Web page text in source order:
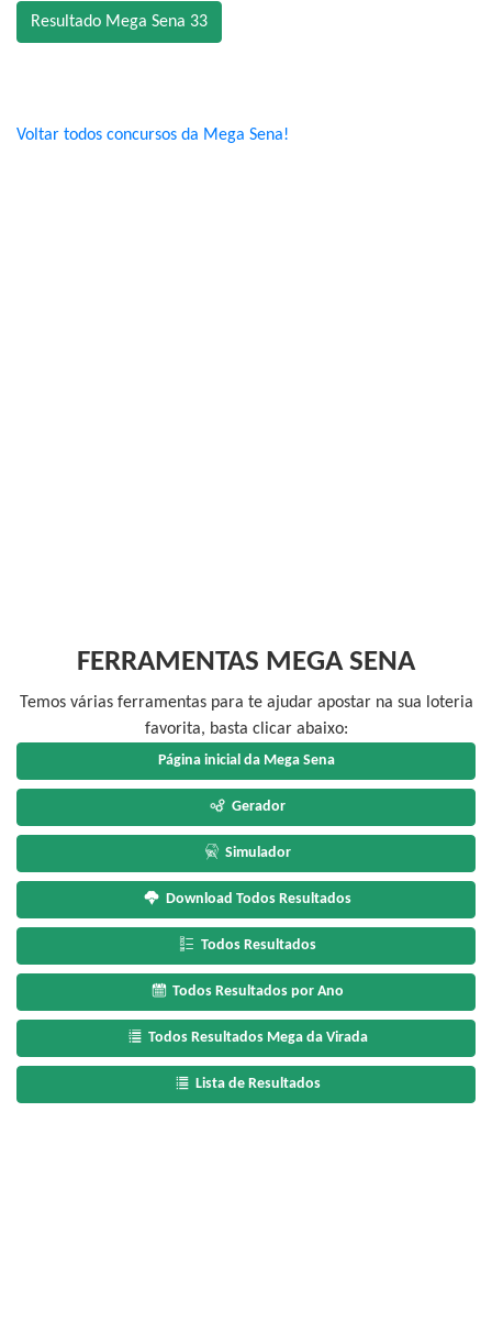
Resultado Mega Sena 33
Voltar todos concursos da Mega Sena!
FERRAMENTAS MEGA SENA
Temos várias ferramentas para te ajudar apostar na sua loteria
favorita, basta clicar abaixo:
Página inicial da Mega Sena
Gerador
Simulador
Download Todos Resultados
Todos Resultados
Todos Resultados por Ano
Todos Resultados Mega da Virada
Lista de Resultados